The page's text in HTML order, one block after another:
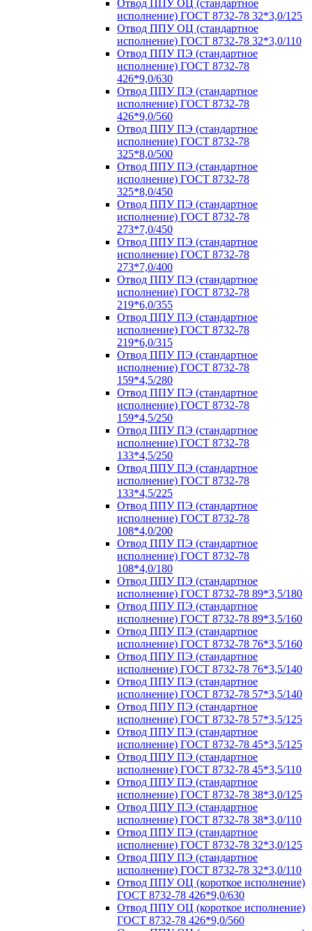
Отвод ППУ ОЦ (стандартное
исполнение) ГОСТ 8732-78 32*3,0/125
Отвод ППУ ОЦ (стандартное
исполнение) ГОСТ 8732-78 32*3,0/110
Отвод ППУ ПЭ (стандартное
исполнение) ГОСТ 8732-78
426*9,0/630
Отвод ППУ ПЭ (стандартное
исполнение) ГОСТ 8732-78
426*9,0/560
Отвод ППУ ПЭ (стандартное
исполнение) ГОСТ 8732-78
325*8,0/500
Отвод ППУ ПЭ (стандартное
исполнение) ГОСТ 8732-78
325*8,0/450
Отвод ППУ ПЭ (стандартное
исполнение) ГОСТ 8732-78
273*7,0/450
Отвод ППУ ПЭ (стандартное
исполнение) ГОСТ 8732-78
273*7,0/400
Отвод ППУ ПЭ (стандартное
исполнение) ГОСТ 8732-78
219*6,0/355
Отвод ППУ ПЭ (стандартное
исполнение) ГОСТ 8732-78
219*6,0/315
Отвод ППУ ПЭ (стандартное
исполнение) ГОСТ 8732-78
159*4,5/280
Отвод ППУ ПЭ (стандартное
исполнение) ГОСТ 8732-78
159*4,5/250
Отвод ППУ ПЭ (стандартное
исполнение) ГОСТ 8732-78
133*4,5/250
Отвод ППУ ПЭ (стандартное
исполнение) ГОСТ 8732-78
133*4,5/225
Отвод ППУ ПЭ (стандартное
исполнение) ГОСТ 8732-78
108*4,0/200
Отвод ППУ ПЭ (стандартное
исполнение) ГОСТ 8732-78
108*4,0/180
Отвод ППУ ПЭ (стандартное
исполнение) ГОСТ 8732-78 89*3,5/180
Отвод ППУ ПЭ (стандартное
исполнение) ГОСТ 8732-78 89*3,5/160
Отвод ППУ ПЭ (стандартное
исполнение) ГОСТ 8732-78 76*3,5/160
Отвод ППУ ПЭ (стандартное
исполнение) ГОСТ 8732-78 76*3,5/140
Отвод ППУ ПЭ (стандартное
исполнение) ГОСТ 8732-78 57*3,5/140
Отвод ППУ ПЭ (стандартное
исполнение) ГОСТ 8732-78 57*3,5/125
Отвод ППУ ПЭ (стандартное
исполнение) ГОСТ 8732-78 45*3,5/125
Отвод ППУ ПЭ (стандартное
исполнение) ГОСТ 8732-78 45*3,5/110
Отвод ППУ ПЭ (стандартное
исполнение) ГОСТ 8732-78 38*3,0/125
Отвод ППУ ПЭ (стандартное
исполнение) ГОСТ 8732-78 38*3,0/110
Отвод ППУ ПЭ (стандартное
исполнение) ГОСТ 8732-78 32*3,0/125
Отвод ППУ ПЭ (стандартное
исполнение) ГОСТ 8732-78 32*3,0/110
Отвод ППУ ОЦ (короткое исполнение)
ГОСТ 8732-78 426*9,0/630
Отвод ППУ ОЦ (короткое исполнение)
ГОСТ 8732-78 426*9,0/560